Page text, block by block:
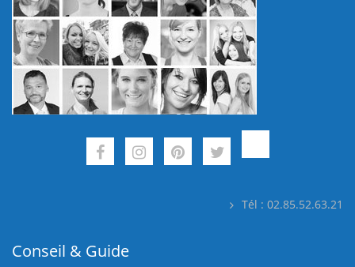
Tél : 02.85.52.63.21
Conseil & Guide